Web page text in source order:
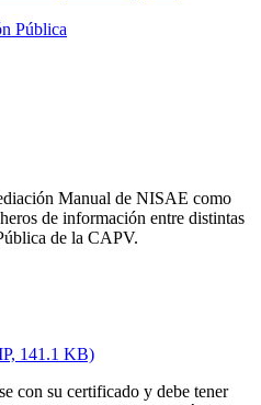
Pública
Manual de NISAE como
de información entre distintas
de la CAPV.
141.1 KB)
con su certificado y debe tener